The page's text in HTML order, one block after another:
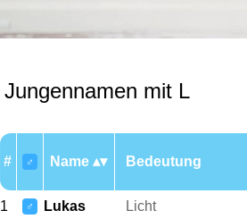
Jungennamen mit L
# ♂ Name Bedeutung
1 ♂ Lukas Licht